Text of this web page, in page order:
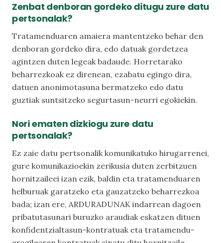
Zenbat denboran gordeko ditugu zure datu
pertsonalak?
Tratamenduaren amaiera mantentzeko behar den
denboran gordeko dira, edo datuak gordetzea
agintzen duten legeak badaude. Horretarako
beharrezkoak ez direnean, ezabatu egingo dira,
datuen anonimotasuna bermatzeko edo datu
guztiak suntsitzeko segurtasun-neurri egokiekin.
Nori ematen dizkiogu zure datu
pertsonalak?
Ez zaie datu pertsonalik komunikatuko hirugarrenei,
gure komunikazioekin zerikusia duten zerbitzuen
hornitzaileei izan ezik, baldin eta tratamenduaren
helburuak garatzeko eta gauzatzeko beharrezkoa
bada; izan ere, ARDURADUNAK indarrean dagoen
pribatutasunari buruzko araudiak eskatzen dituen
konfidentzialtasun-kontratuak eta tratamendu-